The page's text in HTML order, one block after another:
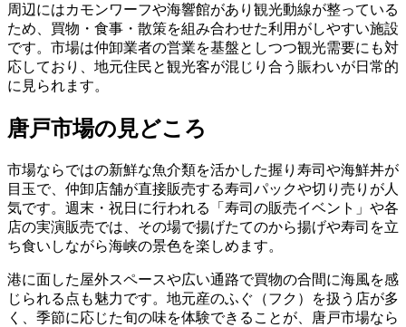
周辺にはカモンワーフや海響館があり観光動線が整っている
ため、買物・食事・散策を組み合わせた利用がしやすい施設
です。市場は仲卸業者の営業を基盤としつつ観光需要にも対
応しており、地元住民と観光客が混じり合う賑わいが日常的
に見られます。
唐戸市場の見どころ
市場ならではの新鮮な魚介類を活かした握り寿司や海鮮丼が
目玉で、仲卸店舗が直接販売する寿司パックや切り売りが人
気です。週末・祝日に行われる「寿司の販売イベント」や各
店の実演販売では、その場で揚げたてのから揚げや寿司を立
ち食いしながら海峡の景色を楽しめます。
港に面した屋外スペースや広い通路で買物の合間に海風を感
じられる点も魅力です。地元産のふぐ（フク）を扱う店が多
く、季節に応じた旬の味を体験できることが、唐戸市場なら